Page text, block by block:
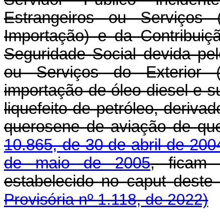
Estrangeiros ou Serviços
Importação) e da
Seguridade Social devida
ou Serviços do Exterior
importação de óleo diesel e
liquefeito de petróleo,
querosene de aviação de
10.865, de 30 de abril de
de maio de 2005, ficam
estabelecido nocaput
Provisória nº 1.118, de 2022)